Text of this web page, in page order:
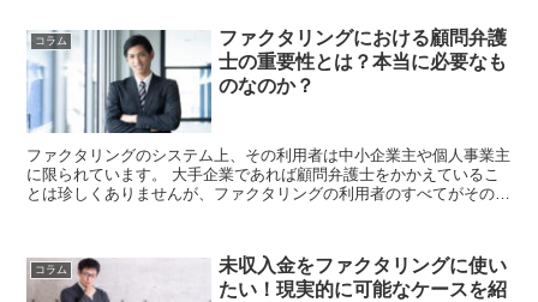
コラム
ファクタリングにおける顧問弁護
士の重要性とは？本当に必要なも
のなのか？
ファクタリングのシステム上、その利用者は中小企業主や個人事業主
に限られています。 大手企業であれば顧問弁護士をかかえているこ
とは珍しくありませんが、ファクタリングの利用者のすべてがそのよ
コラム
未収入金をファクタリングに使い
たい！現実的に可能なケースを紹